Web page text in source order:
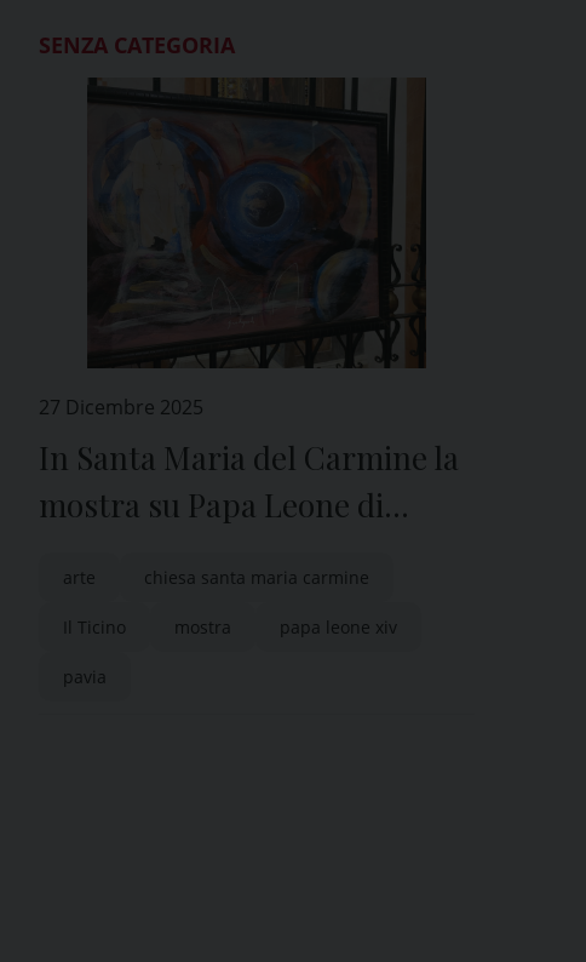
SENZA CATEGORIA
27 Dicembre 2025
In Santa Maria del Carmine la
mostra su Papa Leone di
arte chiesa santa maria carmine
Il Ticino mostra papa leone xiv
pavia